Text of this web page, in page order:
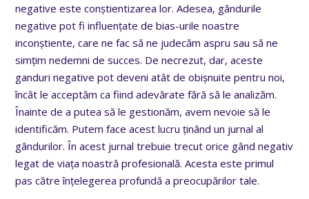
negative este conștientizarea lor. Adesea, gândurile
negative pot fi influențate de bias-urile noastre
inconștiente, care ne fac să ne judecăm aspru sau să ne
simțim nedemni de succes. De necrezut, dar, aceste
ganduri negative pot deveni atât de obișnuite pentru noi,
încât le acceptăm ca fiind adevărate fără să le analizăm.
Înainte de a putea să le gestionăm, avem nevoie să le
identificăm. Putem face acest lucru ținând un jurnal al
gândurilor. În acest jurnal trebuie trecut orice gând negativ
legat de viața noastră profesională. Acesta este primul
pas către înțelegerea profundă a preocupărilor tale.